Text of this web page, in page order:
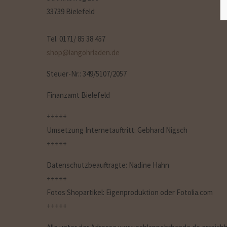
33739 Bielefeld
Tel. 0171/ 85 38 457
shop@langohrladen.de
Steuer-Nr.: 349/5107/2057
Finanzamt Bielefeld
+++++
Umsetzung Internetauftritt: Gebhard Nigsch
+++++
Datenschutzbeauftragte: Nadine Hahn
+++++
Fotos Shopartikel: Eigenproduktion oder Fotolia.com
+++++